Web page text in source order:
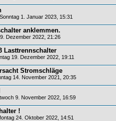
1. Januar 2023, 15:31
anklemmen.
Dezember 2022, 21:26
Lasttrennschalter
19. Dezember 2022, 19:11
Stromschläge
14. November 2021, 20:35
9. November 2022, 16:59
!
24. Oktober 2022, 14:51